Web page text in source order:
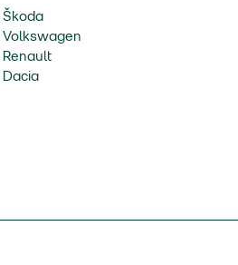
Škoda
Volkswagen
Renault
Dacia